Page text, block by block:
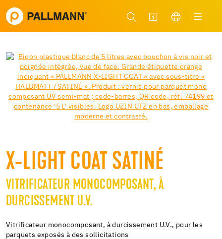
X-LIGHT COAT SATINÉ
VITRIFICATEUR MONOCOMPOSANT, À
DURCISSEMENT U.V.
Vitrificateur monocomposant, à durcissement U.V., pour les
parquets exposés à des sollicitations